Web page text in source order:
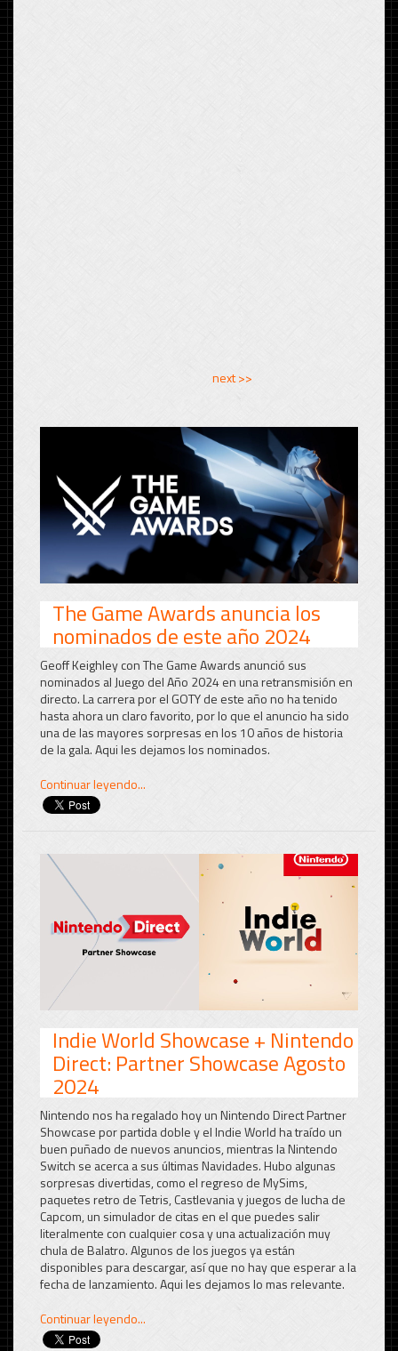
next >>
The Game Awards anuncia los
nominados de este año 2024
Geoff Keighley con The Game Awards anunció sus
nominados al Juego del Año 2024 en una retransmisión en
directo. La carrera por el GOTY de este año no ha tenido
hasta ahora un claro favorito, por lo que el anuncio ha sido
una de las mayores sorpresas en los 10 años de historia
de la gala. Aqui les dejamos los nominados.
Continuar leyendo...
Indie World Showcase + Nintendo
Direct: Partner Showcase Agosto
2024
Nintendo nos ha regalado hoy un Nintendo Direct Partner
Showcase por partida doble y el Indie World ha traído un
buen puñado de nuevos anuncios, mientras la Nintendo
Switch se acerca a sus últimas Navidades. Hubo algunas
sorpresas divertidas, como el regreso de MySims,
paquetes retro de Tetris, Castlevania y juegos de lucha de
Capcom, un simulador de citas en el que puedes salir
literalmente con cualquier cosa y una actualización muy
chula de Balatro. Algunos de los juegos ya están
disponibles para descargar, así que no hay que esperar a la
fecha de lanzamiento. Aqui les dejamos lo mas relevante.
Continuar leyendo...